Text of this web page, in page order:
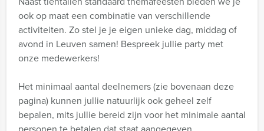
ook op maat een combinatie van verschillende
activiteiten. Zo stel je je eigen unieke dag, middag of
avond in Leuven samen! Bespreek jullie party met
onze medewerkers!
Het minimaal aantal deelnemers (zie bovenaan deze
pagina) kunnen jullie natuurlijk ook geheel zelf
bepalen, mits jullie bereid zijn voor het minimale aantal